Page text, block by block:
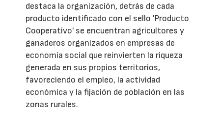
destaca la organización, detrás de cada
producto identificado con el sello 'Producto
Cooperativo' se encuentran agricultores y
ganaderos organizados en empresas de
economía social que reinvierten la riqueza
generada en sus propios territorios,
favoreciendo el empleo, la actividad
económica y la fijación de población en las
zonas rurales.